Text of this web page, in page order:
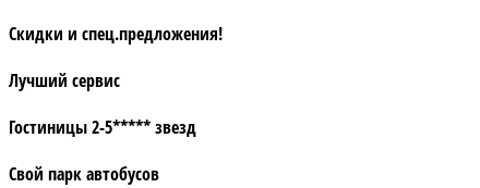
Скидки и спец.предложения!
Лучший сервис
Гостиницы 2-5***** звезд
Свой парк автобусов